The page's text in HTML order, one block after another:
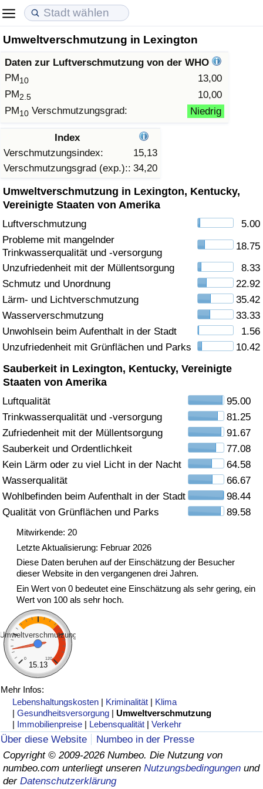
Umweltverschmutzung in Lexington
Daten zur Luftverschmutzung von der WHO
PM10
13,00
PM2.5
10,00
PM10 Verschmutzungsgrad: Niedrig
Index
Verschmutzungsindex:
15,13
Verschmutzungsgrad (exp.):: 34,20
Umweltverschmutzung in Lexington, Kentucky,
Vereinigte Staaten von Amerika
Luftverschmutzung
5.00
Probleme mit mangelnder
Trinkwasserqualität und -versorgung
18.75
Unzufriedenheit mit der Müllentsorgung
8.33
Schmutz und Unordnung
22.92
Lärm- und Lichtverschmutzung
35.42
Wasserverschmutzung
33.33
Unwohlsein beim Aufenthalt in der Stadt
1.56
Unzufriedenheit mit Grünflächen und Parks
10.42
Sauberkeit in Lexington, Kentucky, Vereinigte
Staaten von Amerika
Luftqualität
95.00
Trinkwasserqualität und -versorgung
81.25
Zufriedenheit mit der Müllentsorgung
91.67
Sauberkeit und Ordentlichkeit
77.08
Kein Lärm oder zu viel Licht in der Nacht
64.58
Wasserqualität
66.67
Wohlbefinden beim Aufenthalt in der Stadt
98.44
Qualität von Grünflächen und Parks
89.58
Mitwirkende: 20
Letzte Aktualisierung: Februar 2026
Diese Daten beruhen auf der Einschätzung der Besucher
dieser Website in den vergangenen drei Jahren.
Ein Wert von 0 bedeutet eine Einschätzung als sehr gering, ein
Wert von 100 als sehr hoch.
Umweltverschmutzung
0 120
15.13
Mehr Infos:
Lebenshaltungskosten | Kriminalität | Klima
|Gesundheitsversorgung |Umweltverschmutzung
| Immobilienpreise | Lebensqualität |Verkehr
Über diese Website
Numbeo in der Presse
Copyright © 2009-2026 Numbeo. Die Nutzung von
numbeo.com unterliegt unseren Nutzungsbedingungen und
der Datenschutzerklärung
Lebenshaltungskosten
Lebenshaltungskosten-Index (aktuell)
Lebenshaltungskosten-Index
Lebenshaltungskosten-Index nach Land
in Akaba
Immobilienpreise
Immobilienpreis-Index (aktuell)
Immobilienpreis-Index
Immobilienpreis-Index nach Land
Lebensqualität
Lebensqualität-Index
Lebensqualität-Index (aktuell)
Lebensqualitätsindex nach Land
Kriminalität
Kriminalitäts-Index (aktuell)
Kriminalitäts-Index
Kriminalitätsindex nach Land
Gesundheitsversorgung
Gesundheitsversorgungs-Index (aktuell)
Gesundheitsversorgungs-Index
Gesundheitsversorgungs-Index nach Land
Umweltverschmutzung
Umweltverschmutzungs-Index (aktuell)
Verschmutzungsindex
Umweltverschmutzungs-Index nach Land
Verkehrs-Index
Verkehrs-Index (aktuell)
Verkehrs-Index nach Land